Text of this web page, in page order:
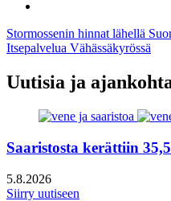
email
Artikkelien
selaus
Stormossenin hinnat lähellä
Itsepalvelua Vähässäkyrössä
Uutisia ja
Saaristosta kerättiin
5.8.2026
Siirry uutiseen